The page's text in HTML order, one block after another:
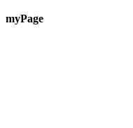
myPage